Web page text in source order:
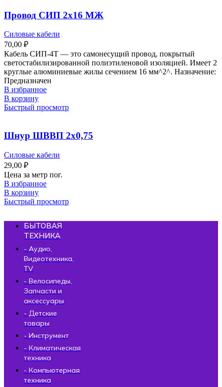
Провод СИП 2х16 МЖ
Силовые кабели
70,00 ₽
Кабель СИП-4Т — это самонесущий провод, покрытый
светостабилизированной полиэтиленовой изоляцией. Имеет 2
круглые алюминиевые жилы сечением 16 мм^2^. Назначение:
Предназначен
В избранное
В корзину
Быстрый просмотр
Шнур ШВВП 2х0,75
Силовые кабели
29,00 ₽
Цена за метр пог.
В избранное
В корзину
Быстрый просмотр
БЫТОВАЯ
ТЕХНИКА
- Аудио,
Видеотехника,
TV
- Велосипеды,
Запчасти и
аксессуары
- Детские
товары
- Инструмент
- Климатическая
техника
- Компьютерная
техника